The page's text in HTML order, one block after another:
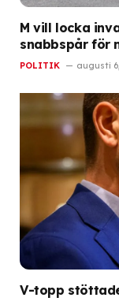
M vill locka
snabbspår för
POLITIK augusti
V-topp